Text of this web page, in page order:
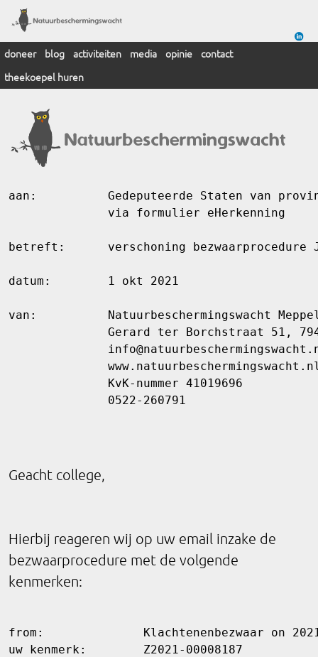
doneer blog activiteiten media opinie contact
theekoepel huren
aan:          Gedeputeerde Staten van
              via formulier eHerkenning
betreft:      verschoning bezwaarprocedure
datum:        1 okt 2021
van:          Natuurbeschermingswacht
Gerard ter Borchstraat 51,
              KvK-nummer 41019696
Geacht college,
Hierbij reageren wij op uw email inzake de
bezwaarprocedure met de volgende
kenmerken:
from:              Klachtenenbezwaar on
uw kenmerk:        Z2021-00008187